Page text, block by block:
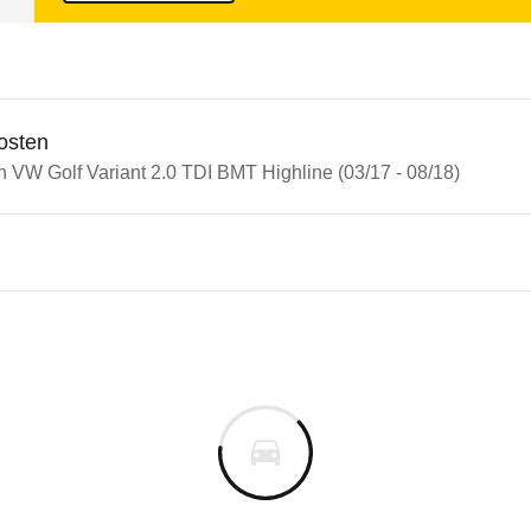
VW Golf Variant 2.0 TDI BMT Highline (03/17 - 08/18)
Baureihengeneration wie das
Verbesserungspotenzial gibt es nur